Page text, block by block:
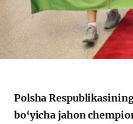
Polsha
bo‘yicha jahon